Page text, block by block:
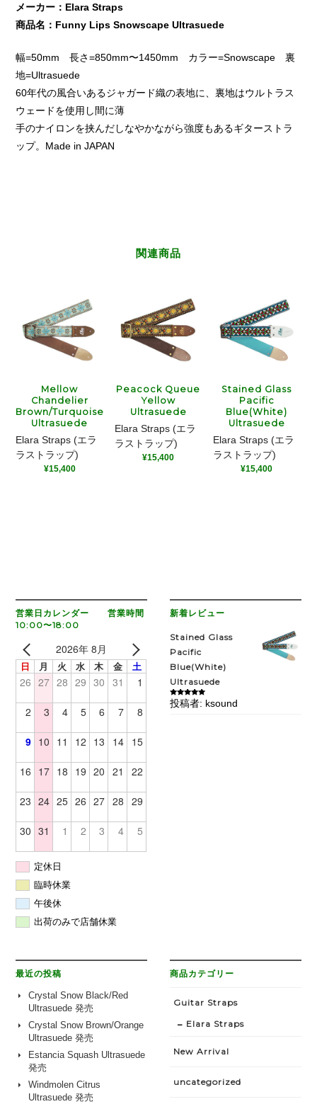
メーカー：Elara Straps
商品名：Funny Lips Snowscape Ultrasuede
幅=50mm 長さ=850mm〜1450mm カラー=Snowscape 裏
地=Ultrasuede
60年代の風合いあるジャガード織の表地に、裏地はウルトラス
ウェードを使用し間に薄
手のナイロンを挟んだしなやかながら強度もあるギターストラ
ップ。Made in JAPAN
関連商品
Mellow
Chandelier
Brown/Turquoise
Ultrasuede
Elara Straps (エラ
ラストラップ)
¥15,400
Peacock Queue
Yellow
Ultrasuede
Elara Straps (エラ
ラストラップ)
¥15,400
Stained Glass
Pacific
Blue(White)
Ultrasuede
Elara Straps (エラ
ラストラップ)
¥15,400
営業日カレンダー 営業時間
10:00〜18:00
2026年 8月
日 月 火 水 木 金 土
26 27 28 29 30 31 1
2 3 4 5 6 7 8
9 10 11 12 13 14 15
16 17 18 19 20 21 22
23 24 25 26 27 28 29
30 31 1 2 3 4 5
定休日
臨時休業
午後休
出荷のみで店舗休業
新着レビュー
Stained Glass
Pacific
Blue(White)
Ultrasuede
5段階中5の
評価
投稿者: ksound
最近の投稿
Crystal Snow Black/Red
Ultrasuede 発売
Crystal Snow Brown/Orange
Ultrasuede 発売
Estancia Squash Ultrasuede
発売
Windmolen Citrus
Ultrasuede 発売
商品カテゴリー
Guitar Straps
Elara Straps
New Arrival
uncategorized